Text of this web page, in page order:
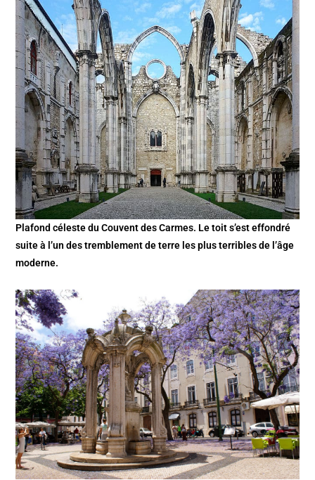
Plafond céleste du Couvent des Carmes. Le toit s’est effondré
suite à l’un des tremblement de terre les plus terribles de l’âge
moderne.